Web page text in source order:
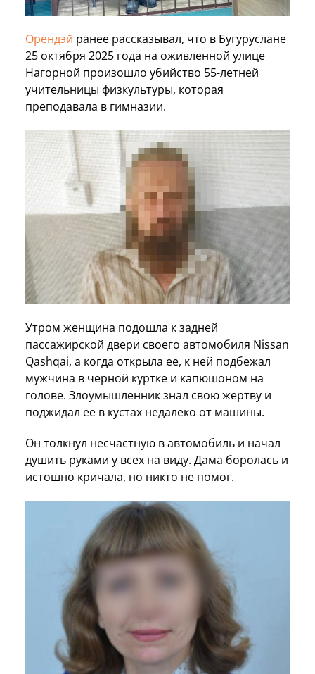
Орендэй ранее рассказывал, что в Бугуруслане
25 октября 2025 года на оживленной улице
Нагорной произошло убийство 55-летней
учительницы физкультуры, которая
преподавала в гимназии.
Утром женщина подошла к задней
пассажирской двери своего автомобиля Nissan
Qashqai, а когда открыла ее, к ней подбежал
мужчина в черной куртке и капюшоном на
голове. Злоумышленник знал свою жертву и
поджидал ее в кустах недалеко от машины.
Он толкнул несчастную в автомобиль и начал
душить руками у всех на виду. Дама боролась и
истошно кричала, но никто не помог.